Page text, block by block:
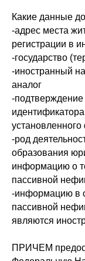
Какие данные
-адрес места
регистрации в
-государство
-иностранный
аналог
-подтверждение
-род
образования
информацию о
пассивной
-информацию в
пассивной
являются
ПРИЧЕМ